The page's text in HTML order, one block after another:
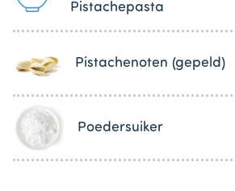
Pistachepasta
Pistachenoten (gepeld)
Poedersuiker